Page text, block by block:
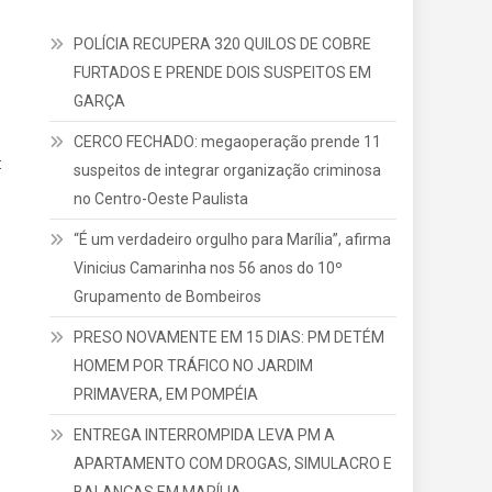
POLÍCIA RECUPERA 320 QUILOS DE COBRE
FURTADOS E PRENDE DOIS SUSPEITOS EM
GARÇA
CERCO FECHADO: megaoperação prende 11
suspeitos de integrar organização criminosa
no Centro-Oeste Paulista
“É um verdadeiro orgulho para Marília”, afirma
Vinicius Camarinha nos 56 anos do 10º
Grupamento de Bombeiros
PRESO NOVAMENTE EM 15 DIAS: PM DETÉM
HOMEM POR TRÁFICO NO JARDIM
PRIMAVERA, EM POMPÉIA
ENTREGA INTERROMPIDA LEVA PM A
APARTAMENTO COM DROGAS, SIMULACRO E